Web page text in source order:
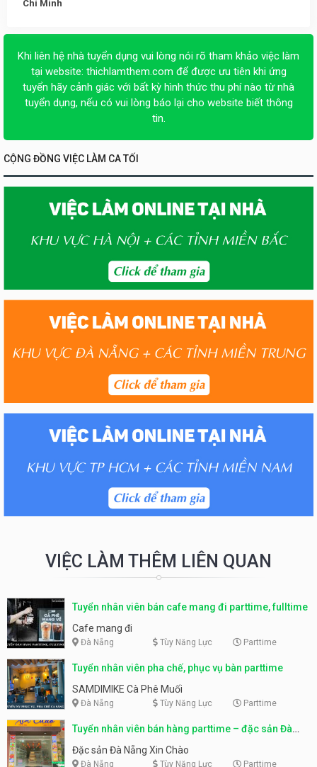
Chí Minh
Khi liên hệ nhà tuyển dụng vui lòng nói rõ tham khảo việc làm
tại website: thichlamthem.com để được ưu tiên khi ứng
tuyển hãy cảnh giác với bất kỳ hình thức thu phí nào từ nhà
tuyển dụng, nếu có vui lòng báo lại cho website biết thông
tin.
CỘNG ĐỒNG VIỆC LÀM CA TỐI
VIỆC LÀM THÊM LIÊN QUAN
Tuyển nhân viên bán cafe mang đi parttime, fulltime
Cafe mang đi
Đà Nẵng Tùy Năng Lực Parttime
Tuyển nhân viên pha chế, phục vụ bàn parttime
SAMDIMIKE Cà Phê Muối
Đà Nẵng Tùy Năng Lực Parttime
Tuyển nhân viên bán hàng parttime – đặc sản Đà
Nẵng
Đặc sản Đà Nẵng Xin Chào
Đà Nẵng Tùy Năng Lực Parttime